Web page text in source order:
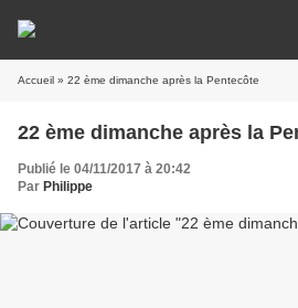
Accueil » 22 ème dimanche après la Pentecôte
22 ème dimanche après la
Publié le 04/11/2017 à 20:42
Par Philippe